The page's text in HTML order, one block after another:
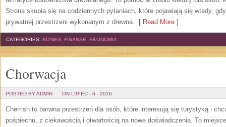
Strona skupia się na codziennych pytaniach, które pojawiają się wtedy,
prywatnej przestrzeni wykonanym z drewna. [ Read More ]
CATEGORIES: BIZNES, FINANSE, EKONOMIA
Chorwacja
POSTED BY ADMIN ON LIPIEC - 6 - 2026
Cherrish to barwna przestrzeń dla osób, które interesują się turystyką i
pośpiechu, z ciekawością i otwartością na nowe doświadczenia. To